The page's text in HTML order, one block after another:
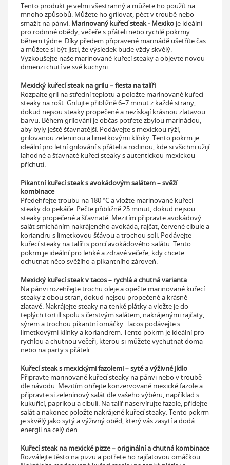
Tento produkt je velmi všestranný a můžete ho použít na
mnoho způsobů. Můžete ho grilovat, péct v troubě nebo
smažit na pánvi. Marinovaný kuřecí steak - Mexiko je ideální
pro rodinné obědy, večeře s přáteli nebo rychlé pokrmy
během týdne. Díky předem připravené marinádě ušetříte čas
a můžete si být jisti, že výsledek bude vždy skvělý.
Vyzkoušejte naše marinované kuřecí steaky a objevte novou
dimenzi chutí ve své kuchyni.
Mexický kuřecí steak na grilu – fiesta na talíři
Rozpalte gril na střední teplotu a položte marinované kuřecí
steaky na rošt. Grilujte přibližně 6–7 minut z každé strany,
dokud nejsou steaky propečené a nezískají krásnou zlatavou
barvu. Během grilování je občas potřete zbylou marinádou,
aby byly ještě šťavnatější. Podávejte s mexickou rýží,
grilovanou zeleninou a limetkovými klínky. Tento pokrm je
ideální pro letní grilování s přáteli a rodinou, kde si všichni užijí
lahodné a šťavnaté kuřecí steaky s autentickou mexickou
příchutí.
Pikantní kuřecí steak s avokádovým salátem – svěží
kombinace
Předehřejte troubu na 180 °C a vložte marinované kuřecí
steaky do pekáče. Pečte přibližně 25 minut, dokud nejsou
steaky propečené a šťavnaté. Mezitím připravte avokádový
salát smícháním nakrájeného avokáda, rajčat, červené cibule a
koriandru s limetkovou šťávou a trochou soli. Podávejte
kuřecí steaky na talíři s porcí avokádového salátu. Tento
pokrm je ideální pro lehké a zdravé večeře, kdy chcete
ochutnat něco svěžího a pikantního zároveň.
Mexický kuřecí steak v tacos – rychlá a chutná varianta
Na pánvi rozehřejte trochu oleje a opečte marinované kuřecí
steaky z obou stran, dokud nejsou propečené a krásně
zlatavé. Nakrájejte steaky na tenké plátky a vložte je do
teplých tortill spolu s čerstvým salátem, nakrájenými rajčaty,
sýrem a trochou pikantní omáčky. Tacos podávejte s
limetkovými klínky a koriandrem. Tento pokrm je ideální pro
rychlou a chutnou večeři, kterou si můžete vychutnat doma
nebo na party s přáteli.
Kuřecí steak s mexickými fazolemi – syté a výživné jídlo
Připravte marinované kuřecí steaky na pánvi nebo v troubě
dle návodu. Mezitím ohřejte konzervované mexické fazole a
připravte si zeleninový salát dle vašeho výběru, například s
kukuřicí, paprikou a cibulí. Na talíř naservírujte fazole, přidejte
salát a nakonec položte nakrájené kuřecí steaky. Tento pokrm
je skvělý jako sytý a výživný oběd, který vás zasytí a dodá
energii na celý den.
Kuřecí steak na mexické pizze – originální a chutná kombinace
Rozválejte těsto na pizzu a potřete ho rajčatovou omáčkou.